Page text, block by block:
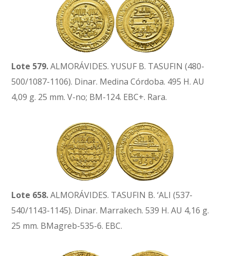
Lote 579.ALMORÁVIDES. YUSUF B. TASUFIN (480-
500/1087-1106). Dinar. Medina Córdoba. 495 H. AU
4,09 g. 25 mm. V-no; BM-124. EBC+. Rara.
Lote 658.ALMORÁVIDES. TASUFIN B. ‘ALI (537-
540/1143-1145). Dinar. Marrakech. 539 H. AU 4,16 g.
25 mm. BMagreb-535-6. EBC.